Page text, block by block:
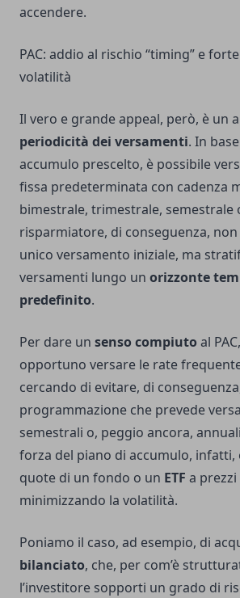
accendere.
PAC: addio al rischio “timing” e
volatilità
Il vero e grande appeal, però, è un
periodicità dei versamenti. In
accumulo prescelto, è possibile
fissa predeterminata con cadenza
bimestrale, trimestrale, semestrale
risparmiatore, di conseguenza,
unico versamento iniziale, ma
versamenti lungo un orizzonte
predefinito.
Per dare un senso compiuto al
opportuno versare le rate
cercando di evitare, di
programmazione che prevede
semestrali o, peggio ancora,
forza del piano di accumulo, infatti,
quote di un fondo o un ETF a
minimizzando la volatilità.
Poniamo il caso, ad esempio, di
bilanciato, che, per com’è
l’investitore sopporti un grado di